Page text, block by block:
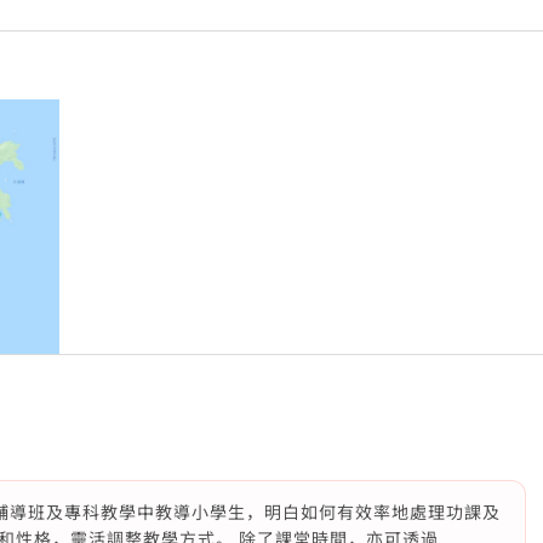
導班及專科教學中教導小學生，明白如何有效率地處理功課及
性格，靈活調整教學方式。 除了課堂時間，亦可透過